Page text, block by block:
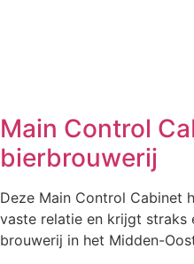
Main Control
bierbrouwerij
Deze Main Control Cabinet
vaste relatie en krijgt straks
brouwerij in het Midden-